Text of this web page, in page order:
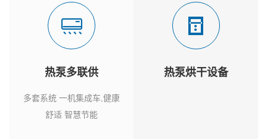
热泵多联供
多套系统 一机集成车,健康
舒适 智慧节能
热泵烘干设备